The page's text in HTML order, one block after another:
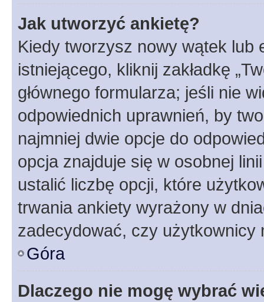
Jak utworzyć ankietę?
Kiedy tworzysz nowy wątek lub
istniejącego, kliknij zakładkę
głównego formularza; jeśli nie
odpowiednich uprawnień, by
najmniej dwie opcje do
opcja znajduje się w osobnej
ustalić liczbę opcji, które
trwania ankiety wyrażony w
zadecydować, czy użytkownicy
Góra
Dlaczego nie mogę wybrać